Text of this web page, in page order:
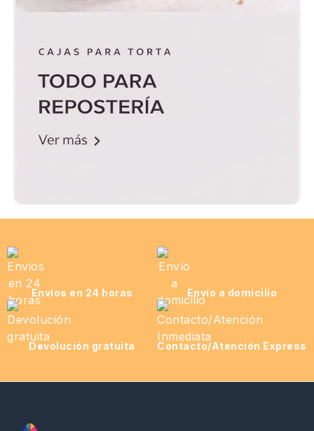
Envíos en 24 horas Envío a domicilio
Devolución gratuita Contacto/Atención Express